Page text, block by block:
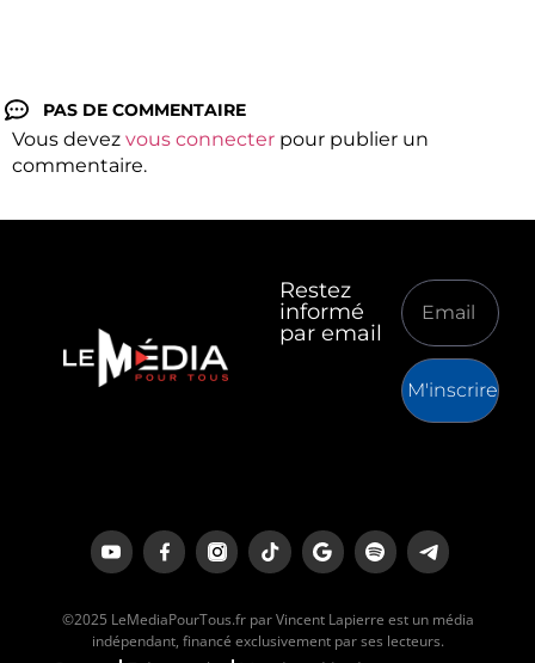
PAS DE COMMENTAIRE
Vous devez vous connecter pour publier un
commentaire.
Restez
informé
par email
M'inscrire
©2025 LeMediaPourTous.fr par Vincent Lapierre est un média
indépendant, financé exclusivement par ses lecteurs.